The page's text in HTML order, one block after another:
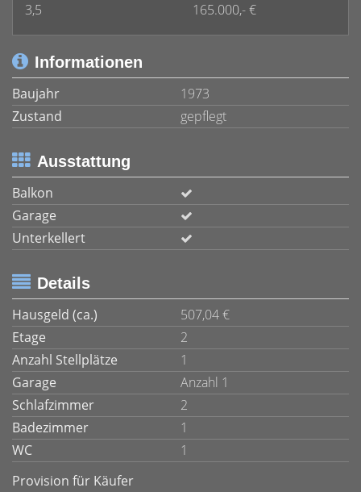
3,5
165.000,- €
Informationen
Baujahr
1973
Zustand
gepflegt
Ausstattung
Balkon
Garage
Unterkellert
Details
Hausgeld (ca.)
507,04 €
Etage
2
Anzahl Stellplätze
1
Garage
Anzahl 1
Schlafzimmer
2
Badezimmer
1
WC
1
Provision für Käufer